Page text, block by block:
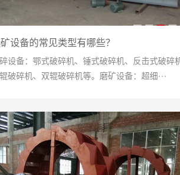
设备的常见类型有哪些？
设备：鄂式破碎机、锤式破碎机、反击式破碎
破碎机、双辊破碎机等。磨矿设备：超细···